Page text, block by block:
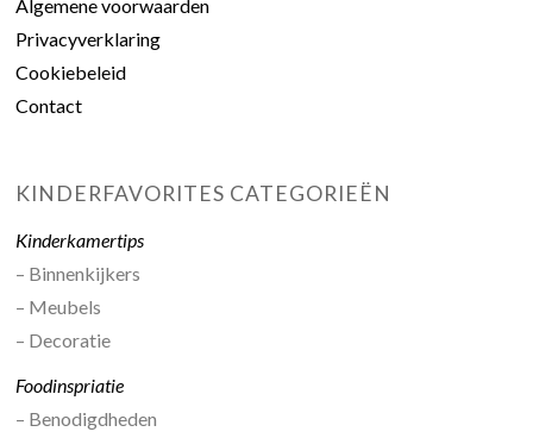
Algemene voorwaarden
Privacyverklaring
Cookiebeleid
Contact
KINDERFAVORITES CATEGORIEËN
Kinderkamertips
– Binnenkijkers
– Meubels
– Decoratie
Foodinspriatie
– Benodigdheden